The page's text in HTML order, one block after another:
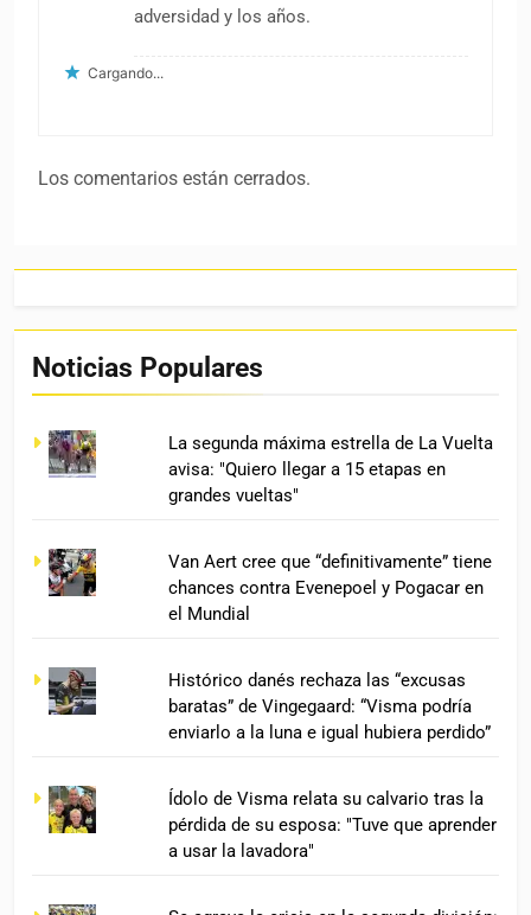
adversidad y los años.
Cargando...
Los comentarios están cerrados.
Noticias Populares
La segunda máxima estrella de La Vuelta
avisa: "Quiero llegar a 15 etapas en
grandes vueltas"
Van Aert cree que “definitivamente” tiene
chances contra Evenepoel y Pogacar en
el Mundial
Histórico danés rechaza las “excusas
baratas” de Vingegaard: “Visma podría
enviarlo a la luna e igual hubiera perdido”
Ídolo de Visma relata su calvario tras la
pérdida de su esposa: "Tuve que aprender
a usar la lavadora"